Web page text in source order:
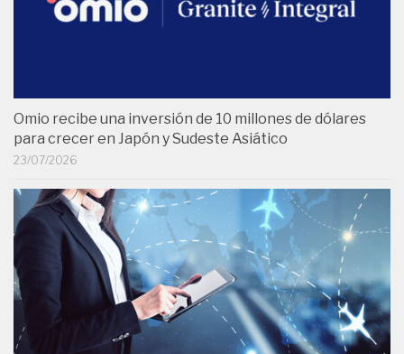
Omio recibe una inversión de 10 millones de dólares
para crecer en Japón y Sudeste Asiático
23/07/2026